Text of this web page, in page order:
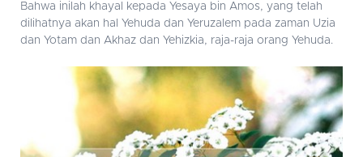
Bahwa inilah khayal kepada Yesaya bin Amos, yang telah
dilihatnya akan hal Yehuda dan Yeruzalem pada zaman Uzia
dan Yotam dan Akhaz dan Yehizkia, raja-raja orang Yehuda.